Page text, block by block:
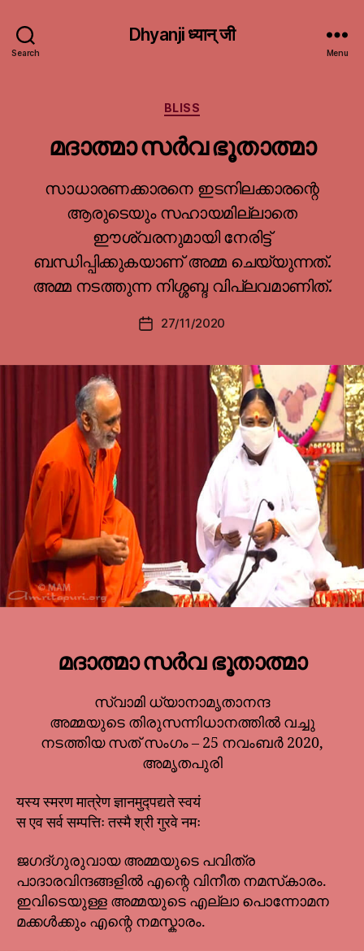
Search
Dhyanji ध्यान् जी
Menu
Categories
BLISS
മദാത്മാ സർവ ഭൂതാത്മാ
സാധാരണക്കാരനെ ഇടനിലക്കാരന്റെ
ആരുടെയും സഹായമില്ലാതെ
ഈശ്വരനുമായി നേരിട്ട്
ബന്ധിപ്പിക്കുകയാണ് അമ്മ ചെയ്യുന്നത്.
അമ്മ നടത്തുന്ന നിശ്ശബ്ദ വിപ്ലവമാണിത്.
Post27/11/2020
മദാത്മാ സർവ ഭൂതാത്മാ
സ്വാമി ധ്യാനാമൃതാനന്ദ
അമ്മയുടെ തിരുസന്നിധാനത്തിൽ വച്ചു
നടത്തിയ സത് സംഗം – 25 നവംബർ 2020,
അമൃതപുരി
यस्य स्मरण मात्रेण ज्ञानमुद्पद्यते स्वयं
स एव सर्व सम्पत्तिः तस्मै श्री गुरवे नमः
ജഗദ്ഗുരുവായ അമ്മയുടെ പവിത്ര
പാദാരവിന്ദങ്ങളിൽ എന്റെ വിനീത നമസ്‌കാരം.
ഇവിടെയുള്ള അമ്മയുടെ എല്ലാ പൊന്നോമന
മക്കൾക്കും എന്റെ നമസ്കാരം.